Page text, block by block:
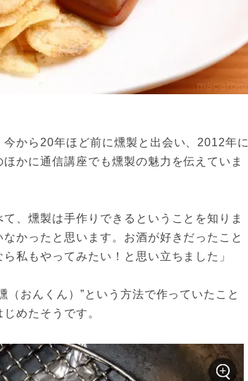
今から20年ほど前に燻製と出会い、2012年に
かに通信講座でも燻製の魅力を伝えていま
、燻製は手作りできるということを知りま
かったと思います。お酒が好きだったこと
私もやってみたい！と思い立ちました」
おんくん）”という方法で作っていたこと
めたそうです。